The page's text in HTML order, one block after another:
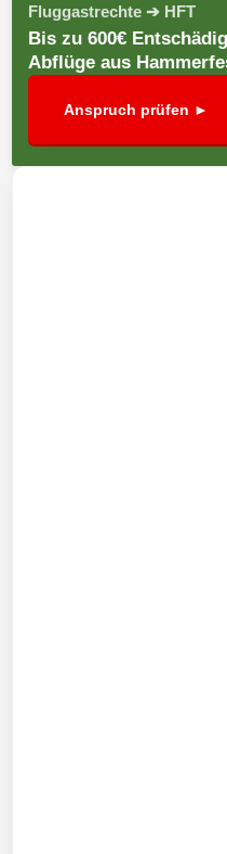
Fluggastrechte ➔ HFT
Bis zu 600€
Abflüge aus
Anspruch prüfen ►